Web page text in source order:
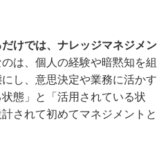
けでは、ナレッジマネジメン
は、個人の経験や暗黙知を組
し、意思決定や業務に活かす
態」と「活用されている状
されて初めてマネジメントと